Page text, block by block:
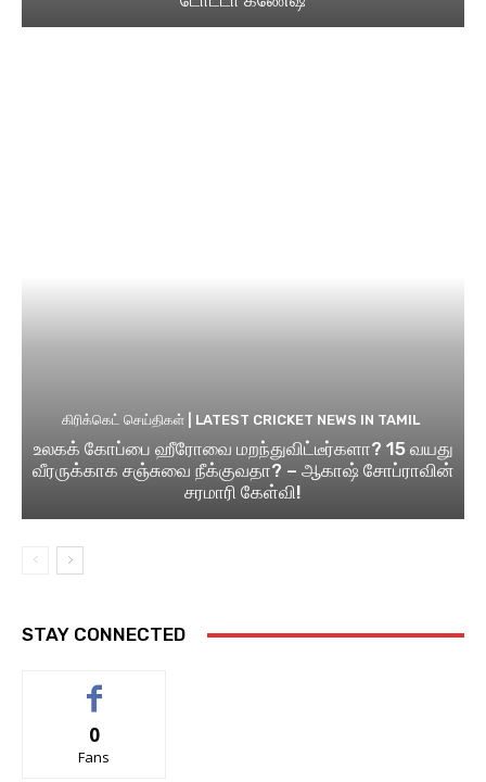
கிரிக்கெட் செய்திகள் | LATEST CRICKET NEWS IN TAMIL
உலகக் கோப்பை ஹீரோவை மறந்துவிட்டீர்களா? 15 வயது
வீரருக்காக சஞ்சுவை நீக்குவதா? – ஆகாஷ் சோப்ராவின்
சரமாரி கேள்வி!
STAY CONNECTED
0
Fans